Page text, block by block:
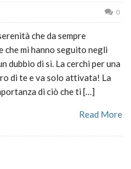
0
che da sempre
che mi hanno seguito negli
dubbio di sì. La cerchi per una
di te e va solo attivata! La
di ciò che ti […]
Read More